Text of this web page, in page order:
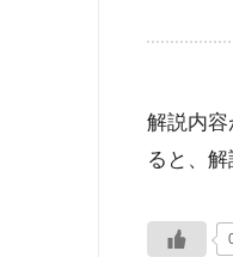
解説内
ると、解